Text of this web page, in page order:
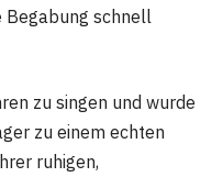
Begabung schnell
zu singen und wurde
zu einem echten
ruhigen,